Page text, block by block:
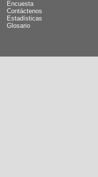
Encuesta
Contáctenos
Estadísticas
Glosario